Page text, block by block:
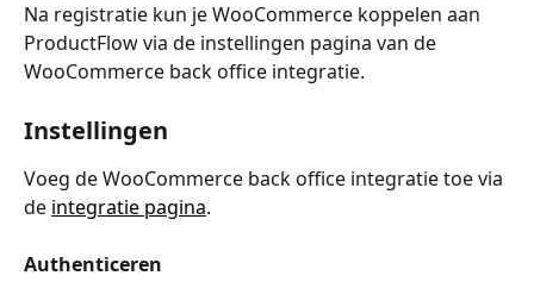
Na registratie kun je WooCommerce koppelen aan
ProductFlow via de instellingen pagina van de
WooCommerce back office integratie.
Instellingen
Voeg de WooCommerce back office integratie toe via
de integratie pagina.
Authenticeren